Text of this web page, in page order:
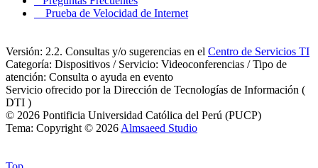
Prueba de Velocidad de Internet
Versión: 2.2. Consultas y/o sugerencias en el Centro de Servicios TI
Categoría: Dispositivos / Servicio: Videoconferencias / Tipo de
atención: Consulta o ayuda en evento
Servicio ofrecido por la Dirección de Tecnologías de Información (
DTI )
© 2026 Pontificia Universidad Católica del Perú (PUCP)
Tema: Copyright © 2026 Almsaeed Studio